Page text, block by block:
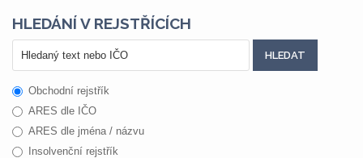
HLEDÁNÍ V REJSTŘÍCÍCH
Obchodní rejstřík
ARES dle IČO
ARES dle jména / názvu
Insolvenční rejstřík